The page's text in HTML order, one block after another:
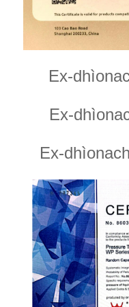
Ex-
Ex-
Ex-